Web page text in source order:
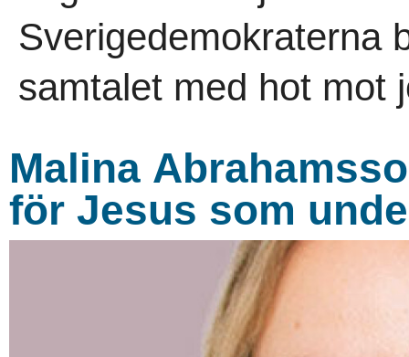
Sverigedemokraterna
samtalet med hot mot
Malina
för Jesus som